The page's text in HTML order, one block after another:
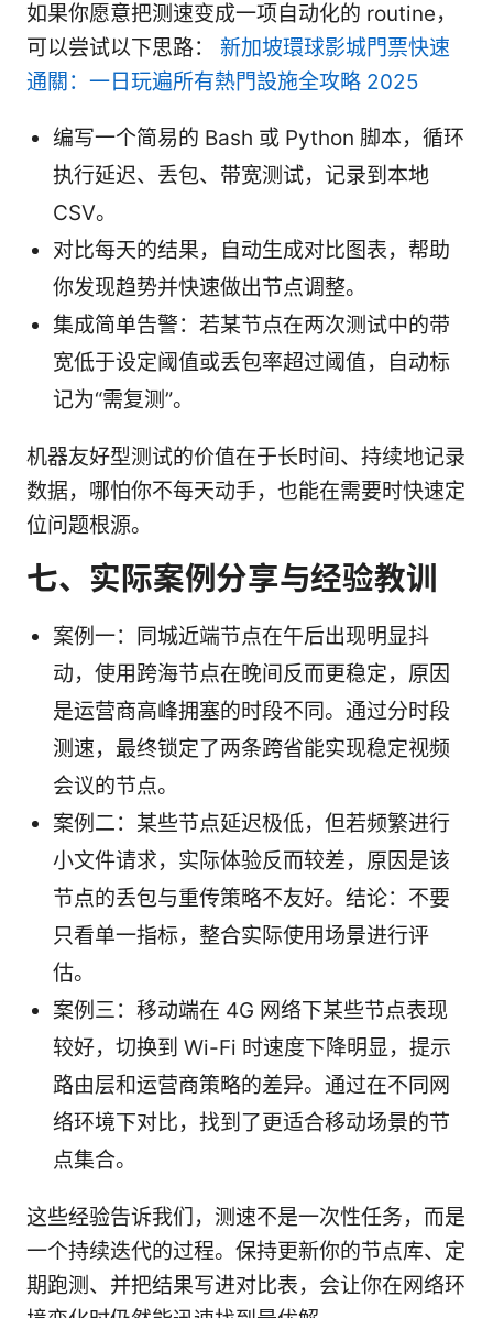
如果你愿意把测速变成一项自动化的 routine，
可以尝试以下思路： 新加坡環球影城門票快速
通關：一日玩遍所有熱門設施全攻略 2025
编写一个简易的 Bash 或 Python 脚本，循环
执行延迟、丢包、带宽测试，记录到本地
CSV。
对比每天的结果，自动生成对比图表，帮助
你发现趋势并快速做出节点调整。
集成简单告警：若某节点在两次测试中的带
宽低于设定阈值或丢包率超过阈值，自动标
记为“需复测”。
机器友好型测试的价值在于长时间、持续地记录
数据，哪怕你不每天动手，也能在需要时快速定
位问题根源。
七、实际案例分享与经验教训
案例一：同城近端节点在午后出现明显抖
动，使用跨海节点在晚间反而更稳定，原因
是运营商高峰拥塞的时段不同。通过分时段
测速，最终锁定了两条跨省能实现稳定视频
会议的节点。
案例二：某些节点延迟极低，但若频繁进行
小文件请求，实际体验反而较差，原因是该
节点的丢包与重传策略不友好。结论：不要
只看单一指标，整合实际使用场景进行评
估。
案例三：移动端在 4G 网络下某些节点表现
较好，切换到 Wi-Fi 时速度下降明显，提示
路由层和运营商策略的差异。通过在不同网
络环境下对比，找到了更适合移动场景的节
点集合。
这些经验告诉我们，测速不是一次性任务，而是
一个持续迭代的过程。保持更新你的节点库、定
期跑测、并把结果写进对比表，会让你在网络环